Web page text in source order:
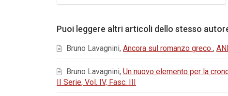
Puoi leggere altri articoli dello stesso
Bruno Lavagnini, Ancora sul romanzo greco ,
Bruno Lavagnini, Un nuovo elemento per la
II Serie, Vol. IV, Fasc. III